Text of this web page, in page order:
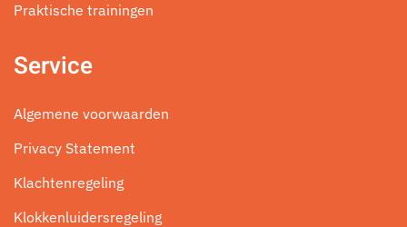
Praktische trainingen
Service
Algemene voorwaarden
Privacy Statement
Klachtenregeling
Klokkenluidersregeling